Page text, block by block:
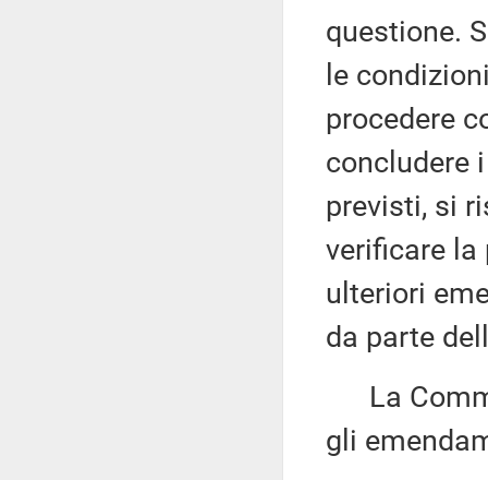
questione.
le
procedere
concludere
previsti, si
verificare
ulteriori
da parte
La
gli